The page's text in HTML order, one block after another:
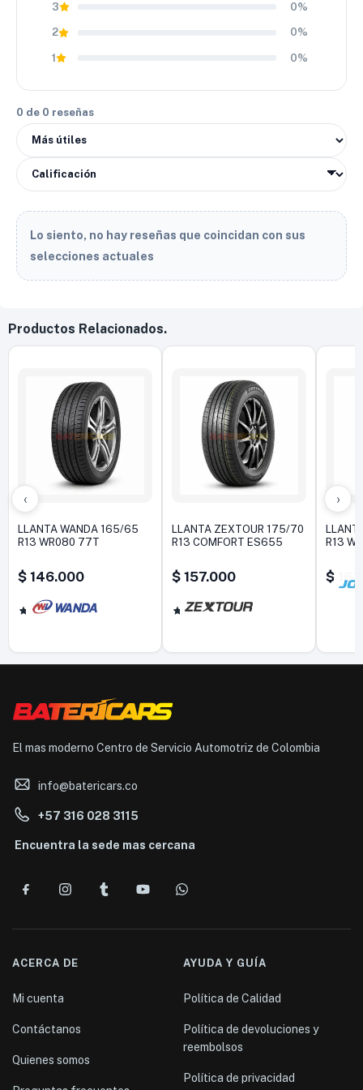
confort y precio la convierte en una opción muy competitiva
dentro de su segmento.
3 0%
2 0%
1 0%
0 de 0 reseñas
Lo siento, no hay reseñas que coincidan con sus
selecciones actuales
Productos Relacionados.
‹
LLANTA WANDA 165/65
R13 WR080 77T
$ 146.000
5,0
LLANTA ZEXTOUR 175/70
R13 COMFORT ES655
$ 157.000
5,0
R13
$
›
El mas moderno Centro de Servicio Automotriz de Colombia
info@batericars.co
+57 316 028 3115
Encuentra la sede mas cercana
ACERCA DE
Mi cuenta
Contáctanos
Quienes somos
AYUDA Y GUÍA
Política de Calidad
Política de devoluciones y
reembolsos
Política de privacidad